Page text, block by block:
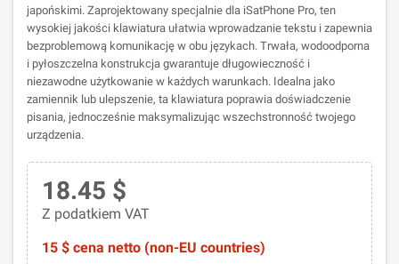
japońskimi. Zaprojektowany specjalnie dla iSatPhone Pro, ten
wysokiej jakości klawiatura ułatwia wprowadzanie tekstu i zapewnia
bezproblemową komunikację w obu językach. Trwała, wodoodporna
i pyłoszczelna konstrukcja gwarantuje długowieczność i
niezawodne użytkowanie w każdych warunkach. Idealna jako
zamiennik lub ulepszenie, ta klawiatura poprawia doświadczenie
pisania, jednocześnie maksymalizując wszechstronność twojego
urządzenia.
18.45 $
Z podatkiem VAT
15 $ cena netto (non-EU countries)